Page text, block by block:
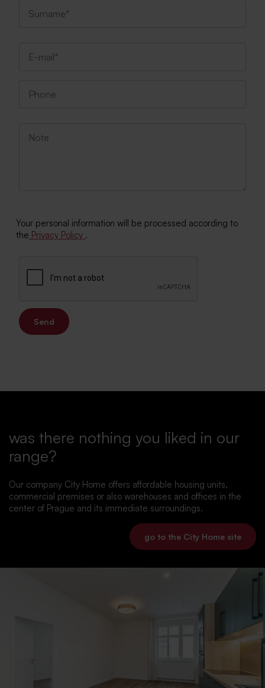
Your personal information will be processed according to
the Privacy Policy .
Send
was there nothing you liked in our
range?
Our company City Home offers affordable housing units,
commercial premises or also warehouses and offices in the
center of Prague and its immediate surroundings.
go to the City Home site